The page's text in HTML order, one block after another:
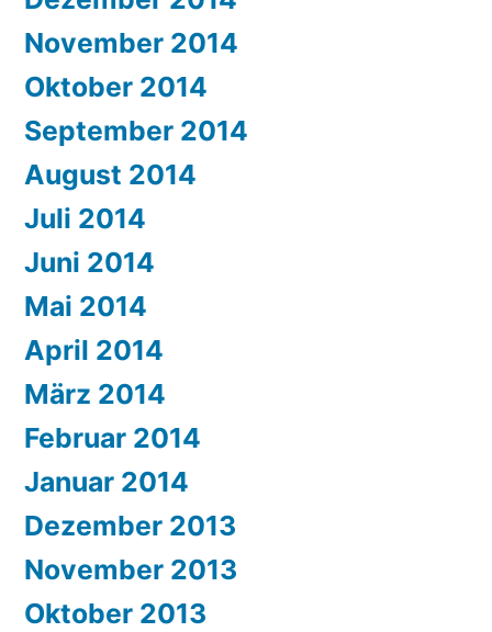
November 2014
Oktober 2014
September 2014
August 2014
Juli 2014
Juni 2014
Mai 2014
April 2014
März 2014
Februar 2014
Januar 2014
Dezember 2013
November 2013
Oktober 2013